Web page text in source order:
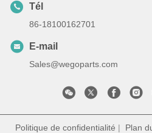
Tél
86-18100162701
E-mail
Sales@wegoparts.com
Politique de confidentialité | Plan